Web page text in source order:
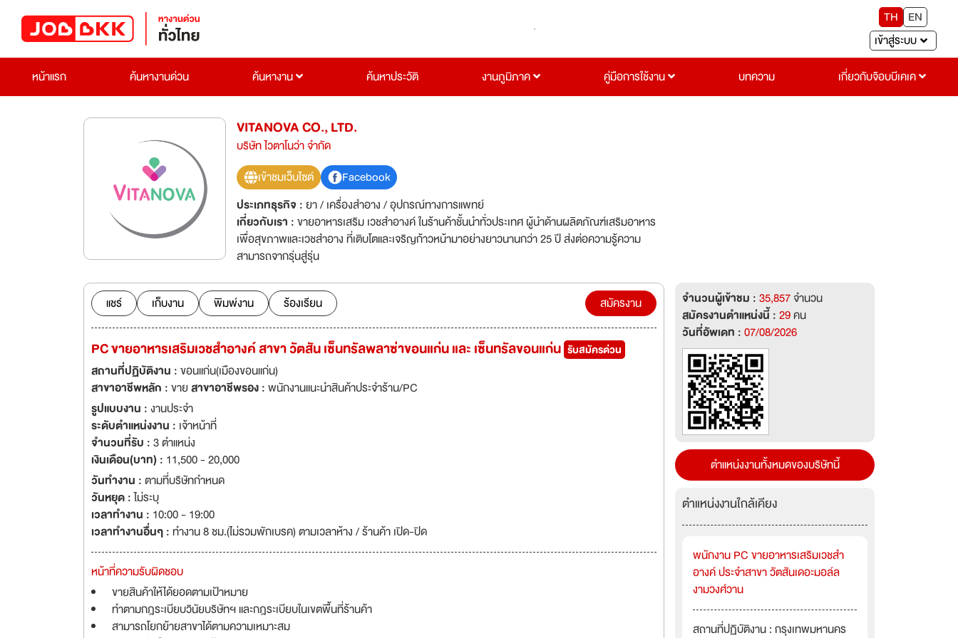
TH
EN
เข้าสู่ระบบ
หน้าแรก
ค้นหางานด่วน ค้นหางาน ค้นหาประวัติ งานภูมิภาค คู่มือการใช้งาน บทความ เกี่ยวกับจ๊อบบีเคเค
VITANOVA CO., LTD.
บริษัท ไวตาโนว่า จำกัด
เข้าชมเว็บไซต์
Facebook
ประเภทธุรกิจ :ยา / เครื่องสำอาง / อุปกรณ์ทางการแพทย์
เกี่ยวกับเรา :ขายอาหารเสริม เวชสำอางค์ ในร้านค้าชั้นนำทั่วประเทศ ผู้นำด้านผลิตภัณฑ์เสริมอาหาร
เพื่อสุขภาพและเวชสำอาง ที่เติบโตและเจริญก้าวหน้ามาอย่างยาวนานกว่า 25 ปี ส่งต่อความรู้ความ
สามารถจากรุ่นสู่รุ่น
แชร์ เก็บงาน พิมพ์งาน ร้องเรียน สมัครงาน
PC ขายอาหารเสริมเวชสำอางค์ สาขา วัตสัน เซ็นทรัลพลาซ่าขอนแก่น และ เซ็นทรัลขอนแก่น รับสมัครด่วน
สถานที่ปฏิบัติงาน :ขอนแก่น(เมืองขอนแก่น)
สาขาอาชีพหลัก :ขายสาขาอาชีพรอง :พนักงานแนะนำสินค้าประจำร้าน/PC
รูปแบบงาน :งานประจำ
ระดับตำแหน่งงาน : เจ้าหน้าที่
จำนวนที่รับ :3 ตำแหน่ง
เงินเดือน(บาท) : 11,500 - 20,000
วันทำงาน :ตามที่บริษัทกำหนด
วันหยุด :ไม่ระบุ
เวลาทำงาน : 10:00 - 19:00
เวลาทำงานอื่นๆ :ทำงาน 8 ชม.(ไม่รวมพักเบรค) ตามเวลาห้าง / ร้านค้า เปิด-ปิด
หน้าที่ความรับผิดชอบ
ขายสินค้าให้ได้ยอดตามเป้าหมาย
ทำตามกฎระเบียบวินัยบริษัทฯ และกฎระเบียบในเขตพื้นที่ร้านค้า
สามารถโยกย้ายสาขาได้ตามความเหมาะสม
จำนวนผู้เข้าชม :35,857จำนวน
สมัครงานตำแหน่งนี้ :29คน
วันที่อัพเดท :07/08/2026
ตำแหน่งงานทั้งหมดของบริษัทนี้
ตำแหน่งงานใกล้เคียง
พนักงาน PC ขายอาหารเสริมเวชสำ
อางค์ ประจำสาขา วัตสันเดอะมอล์ล
งามวงศ์วาน
สถานที่ปฏิบัติงาน : กรุงเทพมหานคร